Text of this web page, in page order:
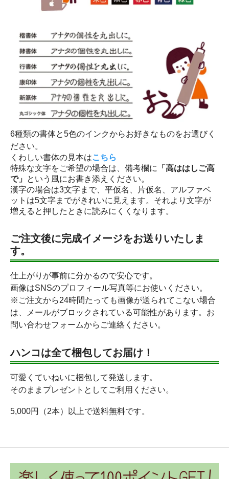
6種類の書体と5色のインクからお好きなものをお選びく
ださい。
くわしい書体の見本はこちら
特殊な文字をご希望の場合は、備考欄に
「高ははしご高
で」 という風にお書き添えください。
漢字の場合は3文字まで、平仮名、片仮名、アルファベ
ットは5文字までがきれいに見えます。それより文字が
増えると押したときに読みにくくなります。
ご注文後に完成イメージをお送りいたしま
す。
仕上がりが事前に分かるので安心です。
画像はSNSのプロフィール写真等にお使いください。
※ご注文から24時間たっても画像が送られてこない場合
は、メールがブロックされている可能性があります。お
問い合わせフォームからご連絡ください。
ハンコは全て梱包してお届け！
可愛くていねいに梱包して発送します。
そのままプレゼントとしてご利用ください。
5,000円（2本）以上で送料無料です。